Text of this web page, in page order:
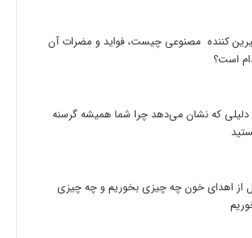
کننده مصنوعی چیست، فواید و مضرات آن
است؟
14 دلیلی که نشان می‌دهد چرا شما همیشه گرسنه
از اهدای خون چه چیزی بخوریم و چه چیزی